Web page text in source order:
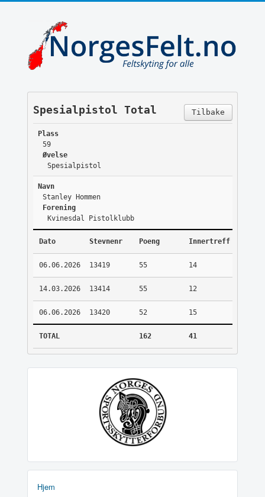
Tilbake
Spesialpistol Total
Plass
59
Øvelse
Spesialpistol
Navn
Stanley Hommen
Forening
Kvinesdal Pistolklubb
Dato Stevnenr Poeng Innertreff
06.06.2026 13419 55 14
14.03.2026 13414 55 12
06.06.2026 13420 52 15
TOTAL 162 41
Hjem